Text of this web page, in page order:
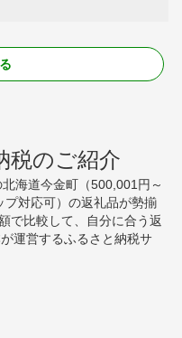
税のご紹介
海道今金町（500,001円～
対応可）の返礼品が勢揃
で比較して、自分に合う返
運営するふるさと納税サ